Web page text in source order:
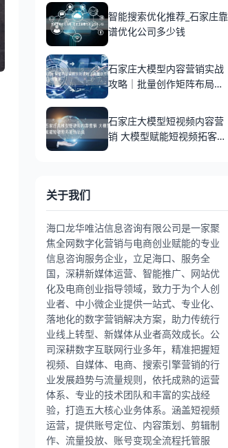
智能搜索优化推荐_石家庄靠
谱优化公司多少钱
石家庄大模型内容营销实战
攻略｜批量创作矩阵布局获
客案例
石家庄大模型短视频内容营
销 大模型赋能短视频拓客新
玩法
关于我们
海口龙华唯沾信息咨询有限公司是一家聚
焦全网数字化营销与电商创业赋能的专业
信息咨询服务企业，立足海口、服务全
国，深耕新媒体运营、智能推广、网站优
化及电商创业指导领域，致力于为个人创
业者、中小微企业提供一站式、专业化、
落地化的数字营销解决方案，助力传统行
业线上转型、新媒体从业者高效成长。公
司深耕数字互联网行业多年，精准把握短
视频、自媒体、电商、搜索引擎营销的行
业发展趋势与流量规则，依托成熟的运营
体系、专业的技术团队和丰富的实战经
验，打造五大核心业务体系。涵盖短视频
运营，提供账号定位、内容策划、剪辑制
作、流量投放、账号变现全流程托管服